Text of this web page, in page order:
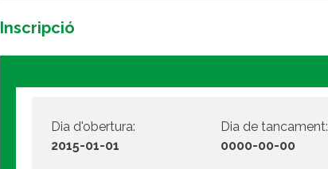
Inscripció
Dia d'obertura:
2015-01-01
Dia de tancament:
0000-00-00